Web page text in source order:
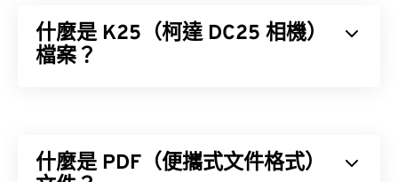
什麼是 K25（柯達 DC25 相機）
檔案？
跨平台且免費的軟體。
什麼是 PDF（便攜式文件格式）